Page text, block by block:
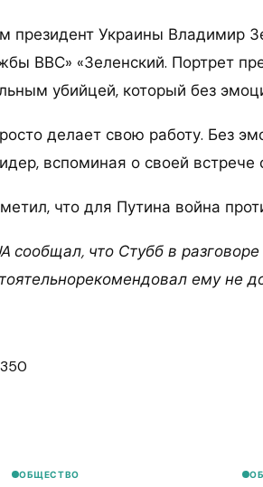
президент Украины Владимир
ВВС» «Зеленский. Портрет
убийцей, который без
делает свою работу. Без
вспоминая о своей встрече
что для Путина война
сообщал, что Стубб в
ему не
350
ОБЩЕСТВО